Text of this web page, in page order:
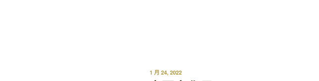
1 月 24, 2022